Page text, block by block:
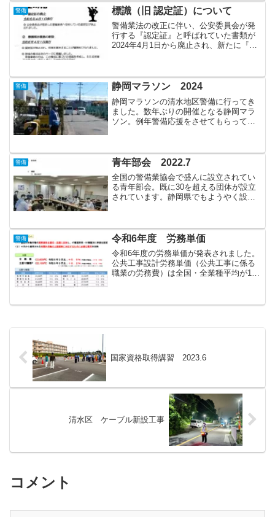
事になりました。各所の横断歩道、交差
点、手筒花火打ち上げ...
警備 標識（旧 認定証）について
警備業法の改正に伴い、公安委員会が発
行する『認定証』と呼ばれていた書類が
2024年4月1日から廃止され、新たに『標
ます。・『認定証』...
警備 静岡マラソン 2024
静岡マラソンの清水地区警備に行ってき
ました。数年ぶりの開催となる静岡マラ
ソン。例年警備応援をさせてもらってい
惑をお掛けしてしまってい...
警備 青年部会 2022.7
全国の警備業協会で盛んに設立されてい
る青年部会。既に30を超える団体が設立
されています。静岡県でもようやく設立
た。それらを元に、活動を進めていきた
いと思います。楽しく刺...
警備 令和6年度 労務単価
令和6年度の労務単価が発表されました。
公共工事設計労務単価（公共工事に係る
職業の労務費）は全国・全業種平均が12
ンク→国土交通省 令和６年３月から適
国家資格取得講習 2023.6
清水区 ケーブル新設工事
コメント